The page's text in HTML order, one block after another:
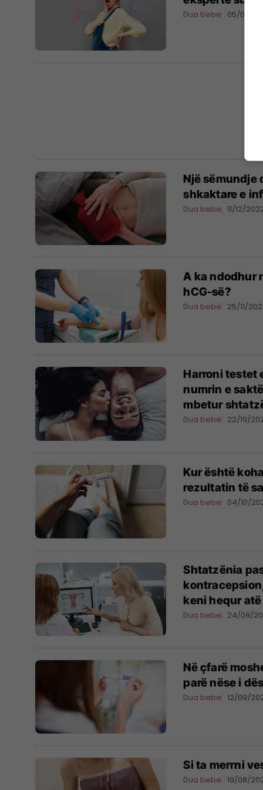
Dua bebe 05/02/
Një sëmundje
shkaktare e
Dua bebe 11/12/
A ka ndodhur
hCG-së?
Dua bebe 25/11/
Harroni testet
numrin e
mbetur
Dua bebe 22/10/
Kur është
rezultatin të
Dua bebe 04/10/
Shtatzënia
keni hequr atë
Dua bebe 24/09/
Në çfarë
parë nëse i
Dua bebe 12/09/
Si ta merrni
Dua bebe 19/08/